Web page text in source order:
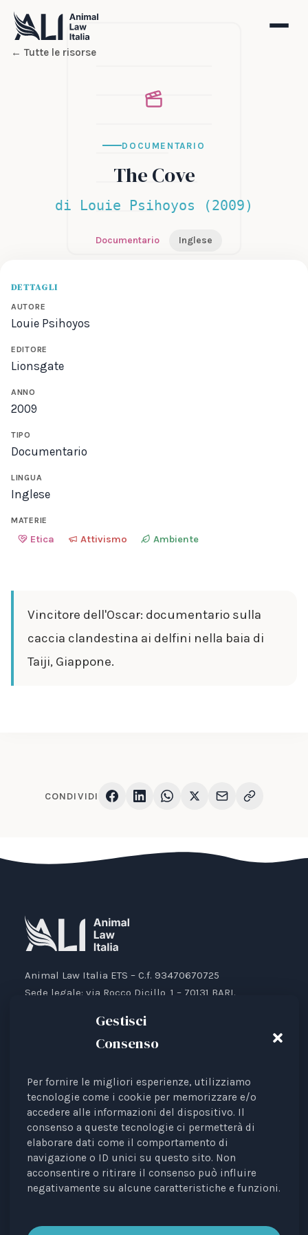
Gestisci
Consenso
Per fornire le migliori esperienze, utilizziamo
tecnologie come i cookie per memorizzare e/o
accedere alle informazioni del dispositivo. Il
consenso a queste tecnologie ci permetterà di
elaborare dati come il comportamento di
navigazione o ID unici su questo sito. Non
acconsentire o ritirare il consenso può influire
negativamente su alcune caratteristiche e funzioni.
← Tutte le risorse
DOCUMENTARIO
The Cove
di Louie Psihoyos (2009)
Documentario Inglese
DETTAGLI
AUTORE
Louie Psihoyos
EDITORE
Lionsgate
ANNO
2009
TIPO
Documentario
LINGUA
Inglese
MATERIE
Etica Attivismo Ambiente
Vincitore dell'Oscar: documentario sulla
caccia clandestina ai delfini nella baia di
Taiji, Giappone.
CONDIVIDI
Animal Law Italia ETS – C.f. 93470670725
Sede legale: via Rocco Dicillo, 1 – 70131 BARI.
Animal Law Italia è un Ente del Terzo Settore avente
come finalità la tutela legale degli animali.
Iscrizione al RUNTS Rep. 4 del 01/03/2022.
L'associazione è riconosciuta come rappresentante di
interessi davanti alle Istituzioni europee.
La rivistaDiritti degli Animali. Profili Etici, Scientifici e
Bari n. 8/2023 del 18/09/2023, direttrice